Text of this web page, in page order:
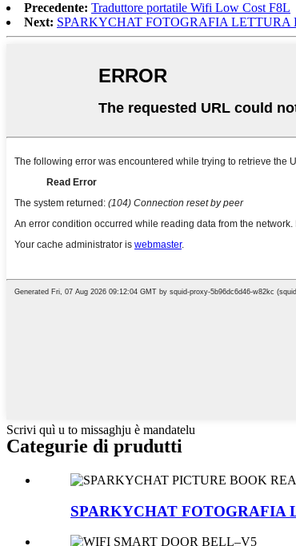
Precedente: Traduttore portatile Wifi Low Cost F8L
Next: SPARKYCHAT FOTOGRAFIA LETTURA
Scrivi quì u to missaghju è mandatelu
Categurie di prudutti
SPARKYCHAT FOTOGRAFIA